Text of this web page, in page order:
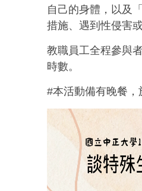
自己的身體，以及
措施、遇到性侵害
教職員工全程參與
時數。
#本活動備有晚餐，